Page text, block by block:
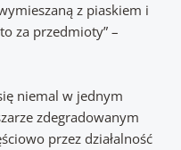
z piaskiem i
za przedmioty” –
niemal w jednym
zdegradowanym
przez działalność